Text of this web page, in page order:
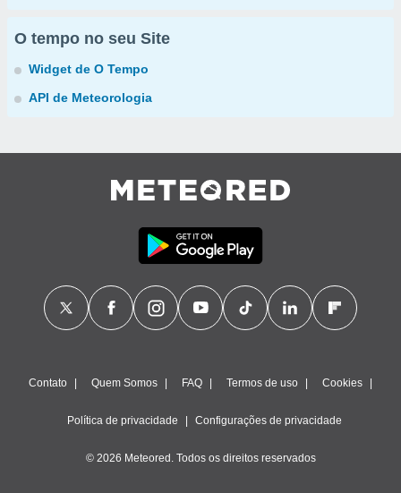
O tempo no seu Site
Widget de O Tempo
API de Meteorologia
Contato Quem Somos FAQ Termos de uso Cookies
Política de privacidade Configurações de privacidade
© 2026 Meteored. Todos os direitos reservados